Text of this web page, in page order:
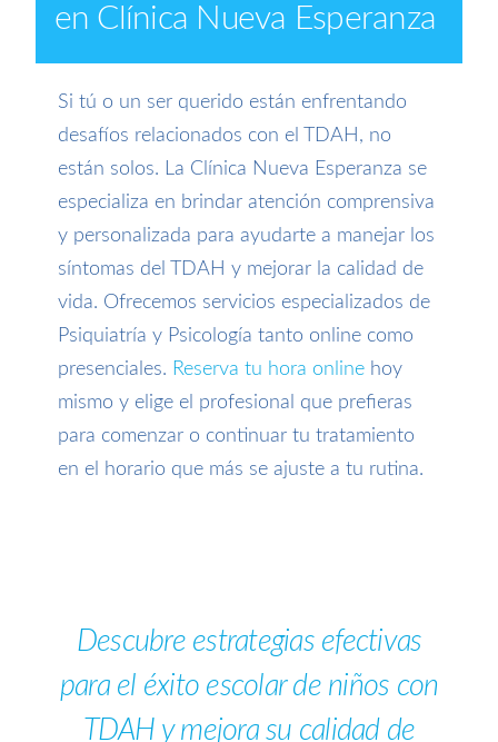
en Clínica Nueva Esperanza
Si tú o un ser querido están enfrentando
desafíos relacionados con el TDAH, no
están solos. La Clínica Nueva Esperanza se
especializa en brindar atención comprensiva
y personalizada para ayudarte a manejar los
síntomas del TDAH y mejorar la calidad de
vida. Ofrecemos servicios especializados de
Psiquiatría y Psicología tanto online como
presenciales. Reserva tu hora online hoy
mismo y elige el profesional que prefieras
para comenzar o continuar tu tratamiento
en el horario que más se ajuste a tu rutina.
Descubre estrategias efectivas
para el éxito escolar de niños con
TDAH y mejora su calidad de